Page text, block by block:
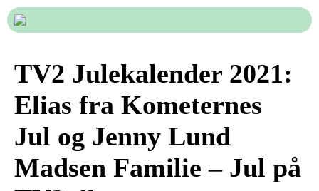
TV2 Julekalender 2021:
Elias fra Kometernes
Jul og Jenny Lund
Madsen Familie – Jul på